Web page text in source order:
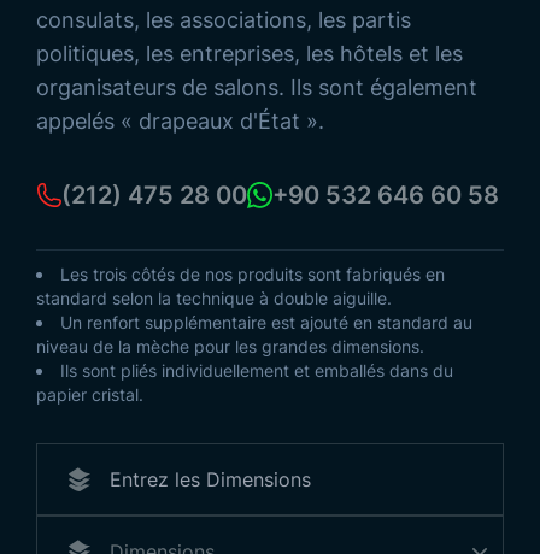
consulats, les associations, les partis
politiques, les entreprises, les hôtels et les
organisateurs de salons. Ils sont également
appelés « drapeaux d'État ».
(212) 475 28 00 +90 532 646 60 58
Les trois côtés de nos produits sont fabriqués en
standard selon la technique à double aiguille.
Un renfort supplémentaire est ajouté en standard au
niveau de la mèche pour les grandes dimensions.
Ils sont pliés individuellement et emballés dans du
papier cristal.